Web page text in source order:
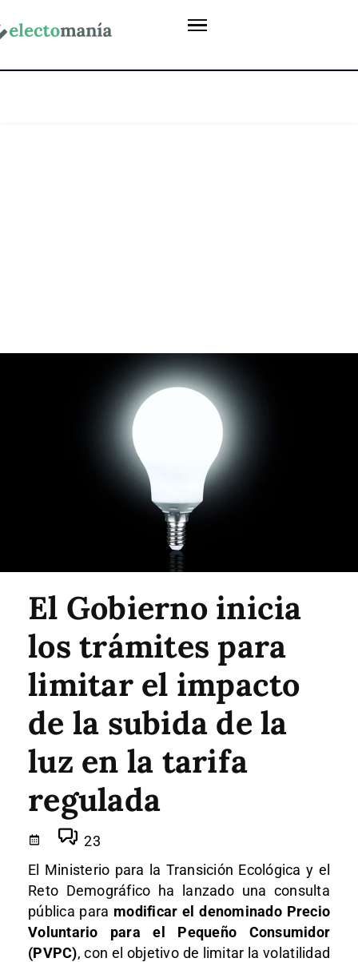
El Gobierno inicia
los trámites para
limitar el impacto
de la subida de la
luz en la tarifa
regulada
23
El Ministerio para la Transición Ecológica y el
Reto Demográfico ha lanzado una consulta
pública para modificar el denominado Precio
Voluntario para el Pequeño Consumidor
(PVPC), con el objetivo de limitar la volatilidad